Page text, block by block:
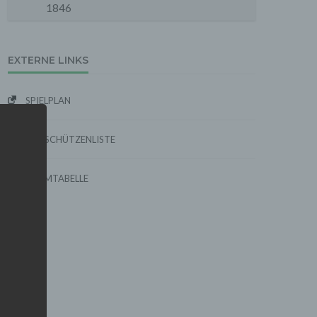
1846
EXTERNE LINKS
SPIELPLAN
TORSCHÜTZENLISTE
FORMTABELLE